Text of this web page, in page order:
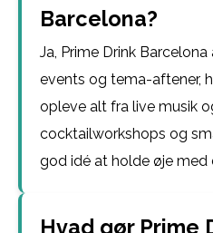
Barcelona?
Ja, Prime Drink
events og tema-aftener,
opleve alt fra live musik
cocktailworkshops og
god idé at holde øje med
Hvad gør Prime